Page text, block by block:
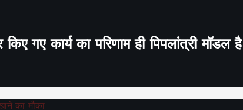
गए कार्य का परिणाम ही पिपलांत्री मॉडल है